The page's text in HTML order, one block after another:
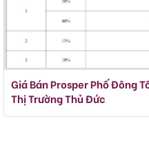
Giá Bán Prosper Phố Đông
Thị Trường Thủ Đức